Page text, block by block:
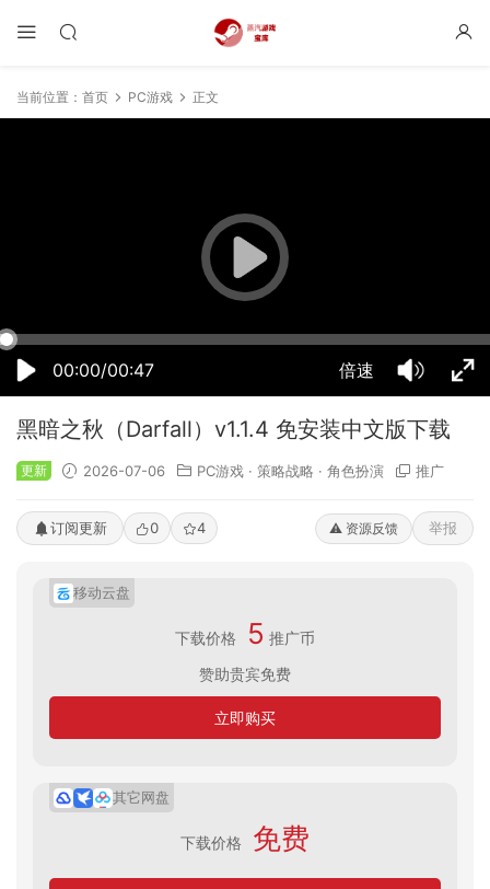
当前位置： 首页 PC游戏 正文
00:00/00:47 倍速
50% 75% 100%
黑暗之秋（Darfall）v1.1.4 免安装中文版下载
更新 2026-07-06 PC游戏 · 策略战略 · 角色扮演 推广
订阅更新 0 4 ⚠️ 资源反馈 举报
移动云盘
下载价格 5 推广币
赞助贵宾免费
立即购买
其它网盘
下载价格 免费